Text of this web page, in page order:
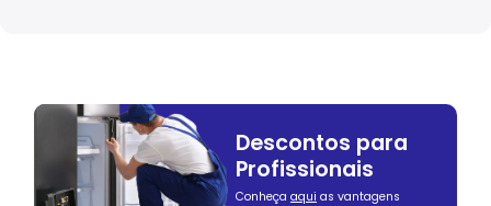
Descontos para
Profissionais
Conheça aqui as vantagens